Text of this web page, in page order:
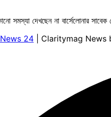
দেখছেন না বার্সেলোনার সাবেক
24 | Claritymag News